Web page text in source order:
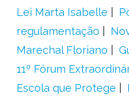
Lei Marta Isabelle
regulamentação
Marechal Floriano
11º Fórum
Escola que Protege